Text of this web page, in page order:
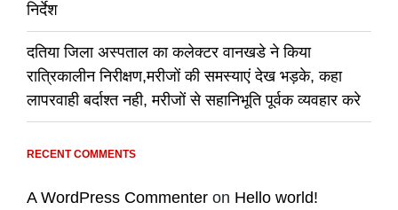
निर्देश
दतिया जिला अस्पताल का कलेक्टर वानखडे ने किया
रात्रिकालीन निरीक्षण,मरीजों की समस्याएं देख भड़के, कहा
लापरवाही बर्दाश्त नही, मरीजों से सहानिभूति पूर्वक व्यवहार करे
RECENT COMMENTS
A WordPress Commenter on Hello world!